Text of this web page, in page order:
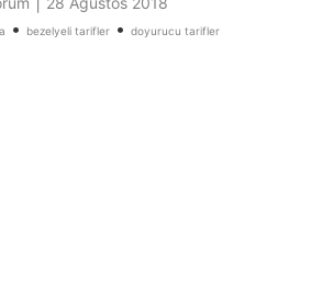
• bezelyeli tarifler• doyurucu tarifler